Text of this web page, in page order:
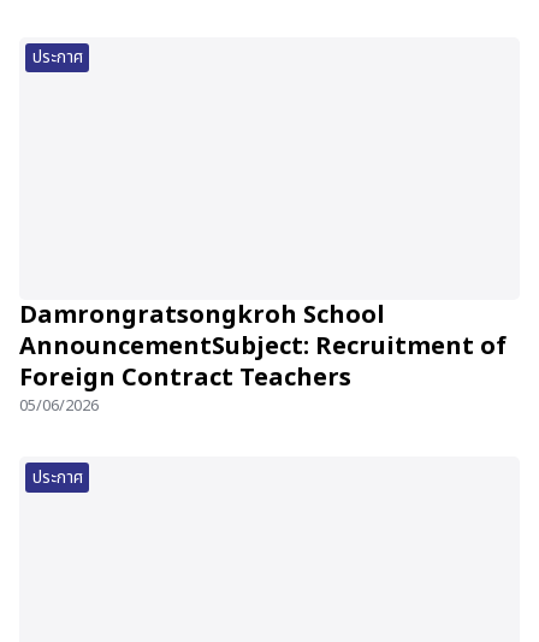
ประกาศ
Damrongratsongkroh School
AnnouncementSubject: Recruitment of
Foreign Contract Teachers
05/06/2026
ประกาศ